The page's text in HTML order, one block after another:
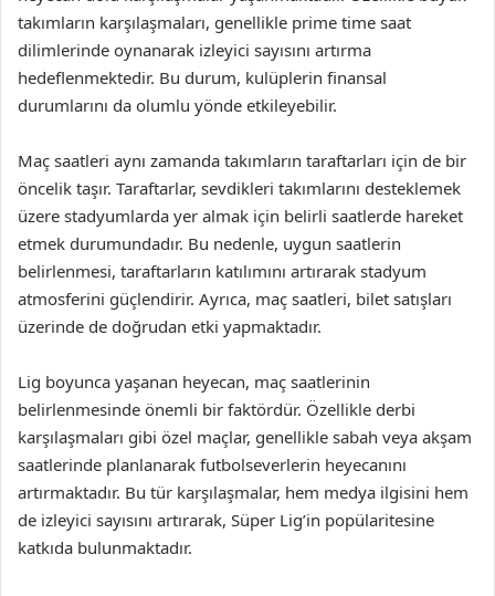
takımların karşılaşmaları, genellikle prime time saat
dilimlerinde oynanarak izleyici sayısını artırma
hedeflenmektedir. Bu durum, kulüplerin finansal
durumlarını da olumlu yönde etkileyebilir.
Maç saatleri aynı zamanda takımların taraftarları için de bir
öncelik taşır. Taraftarlar, sevdikleri takımlarını desteklemek
üzere stadyumlarda yer almak için belirli saatlerde hareket
etmek durumundadır. Bu nedenle, uygun saatlerin
belirlenmesi, taraftarların katılımını artırarak stadyum
atmosferini güçlendirir. Ayrıca, maç saatleri, bilet satışları
üzerinde de doğrudan etki yapmaktadır.
Lig boyunca yaşanan heyecan, maç saatlerinin
belirlenmesinde önemli bir faktördür. Özellikle derbi
karşılaşmaları gibi özel maçlar, genellikle sabah veya akşam
saatlerinde planlanarak futbolseverlerin heyecanını
artırmaktadır. Bu tür karşılaşmalar, hem medya ilgisini hem
de izleyici sayısını artırarak, Süper Lig’in popülaritesine
katkıda bulunmaktadır.